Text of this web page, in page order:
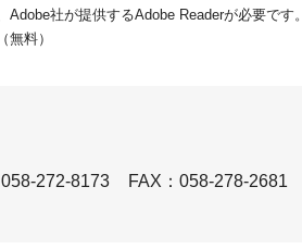
社が提供するAdobe Readerが必要です。
料）
272-8173
FAX：058-278-2681